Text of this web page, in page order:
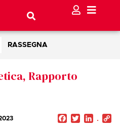
RASSEGNA
Rapporto
Facebook
Twitter